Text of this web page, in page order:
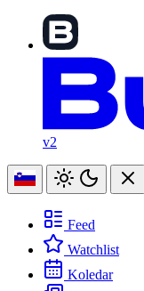
v2
Feed
Watchlist
Koledar